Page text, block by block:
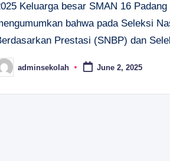
Keluarga besar SMAN 16 Padang
bahwa pada Seleksi
Prestasi (SNBP) dan
adminsekolah June 2, 2025